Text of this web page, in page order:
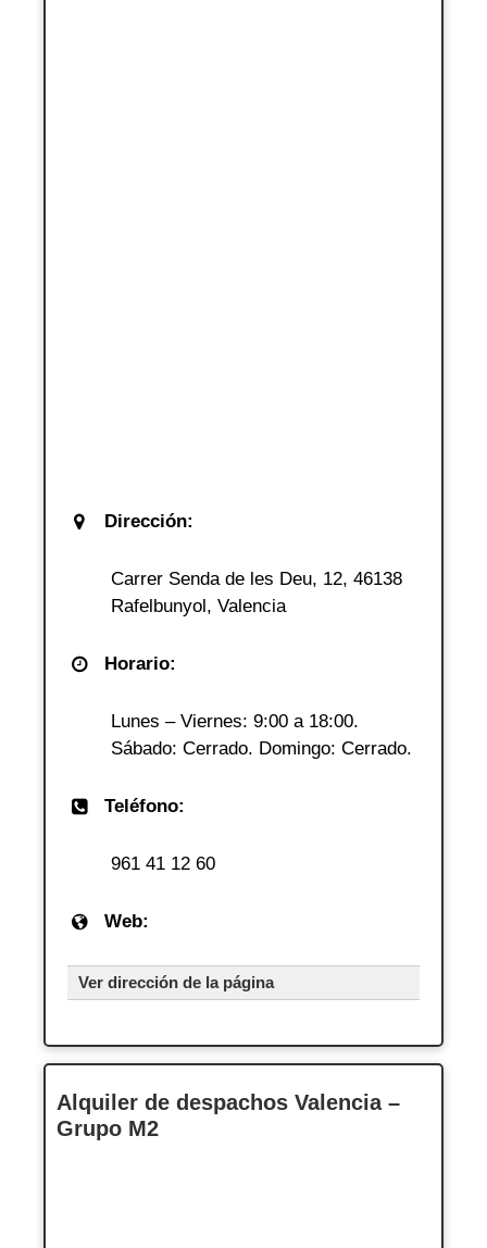
Dirección:
Carrer Senda de les Deu, 12, 46138
Rafelbunyol, Valencia
Horario:
Lunes – Viernes: 9:00 a 18:00.
Sábado: Cerrado. Domingo: Cerrado.
Teléfono:
961 41 12 60
Web:
Ver dirección de la página
Alquiler de despachos Valencia –
Grupo M2